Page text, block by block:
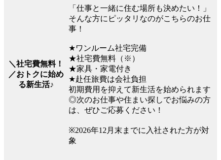
＼社宅費無料！
／おトクに始め
る新生活♪
「仕事と一緒に住む場所も決めたい！」
そんな方にピッタリなのがこちらのお仕
事！
★ワンルーム社宅完備
★社宅費無料（※）
★家具・家電付き
★赴任旅費は会社負担
初期費用を抑えて新生活を始められます
◎次のお仕事や住まい探しでお悩みの方
は、ぜひご応募ください！
※2026年12月末までに入社された方が対
象